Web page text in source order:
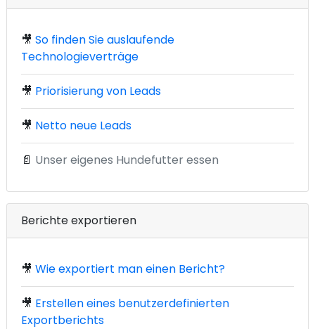
🎥 So finden Sie auslaufende
Technologieverträge
🎥 Priorisierung von Leads
🎥 Netto neue Leads
📄 Unser eigenes Hundefutter essen
Berichte exportieren
🎥 Wie exportiert man einen Bericht?
🎥 Erstellen eines benutzerdefinierten
Exportberichts